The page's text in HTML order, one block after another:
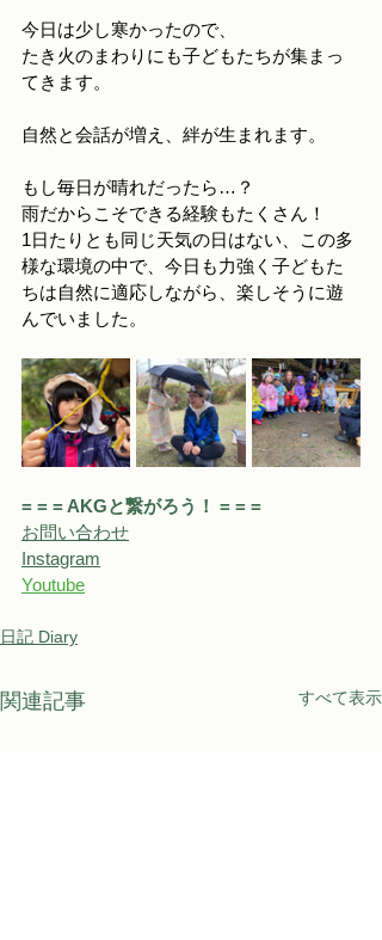
今日は少し寒かったので、
たき火のまわりにも子どもたちが集まっ
てきます。
自然と会話が増え、絆が生まれます。
もし毎日が晴れだったら…？
雨だからこそできる経験もたくさん！
1日たりとも同じ天気の日はない、この多
様な環境の中で、今日も力強く子どもた
ちは自然に適応しながら、楽しそうに遊
んでいました。
= = = AKGと繋がろう！ = = =
お問い合わせ
Instagram
Youtube
日記 Diary
関連記事 すべて表示